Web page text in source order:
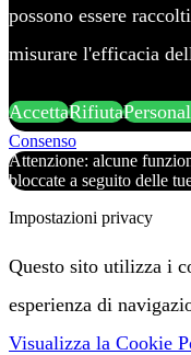
possono essere
misurare l'efficacia
AccettaRifiuta
Consenso
Attenzione: alcune
bloccate a seguito delle
Impostazioni privacy
Questo sito utilizza i
esperienza di
Visualizza la Cookie